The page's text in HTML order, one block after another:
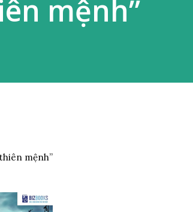
mệnh”
mệnh”